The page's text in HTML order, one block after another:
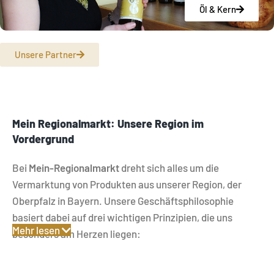
Öl & Kern
Unsere Partner
Mein Regionalmarkt: Unsere Region im
Vordergrund
Bei Mein-Regionalmarkt dreht sich alles um die
Vermarktung von Produkten aus unserer Region, der
Oberpfalz in Bayern. Unsere Geschäftsphilosophie
basiert dabei auf drei wichtigen Prinzipien, die uns
besonders am Herzen liegen:
Mehr lesen